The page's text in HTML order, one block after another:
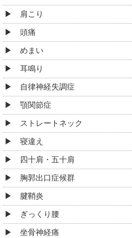
肩こり
頭痛
めまい
耳鳴り
自律神経失調症
顎関節症
ストレートネック
寝違え
四十肩・五十肩
胸郭出口症候群
腱鞘炎
ぎっくり腰
坐骨神経痛